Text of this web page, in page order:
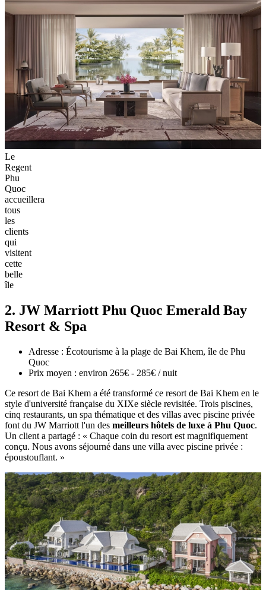
Le
Regent
Phu
Quoc
accueillera
tous
les
clients
qui
visitent
cette
belle
île
2. JW Marriott Phu Quoc Emerald Bay
Resort & Spa
Adresse : Écotourisme à la plage de Bai Khem, île de Phu
Quoc
Prix moyen : environ 265€ - 285€ / nuit
Ce resort de Bai Khem a été transformé ce resort de Bai Khem en le
style d'université française du XIXe siècle revisitée. Trois piscines,
cinq restaurants, un spa thématique et des villas avec piscine privée
font du JW Marriott l'un des meilleurs hôtels de luxe à Phu Quoc.
Un client a partagé : « Chaque coin du resort est magnifiquement
conçu. Nous avons séjourné dans une villa avec piscine privée :
époustouflant. »